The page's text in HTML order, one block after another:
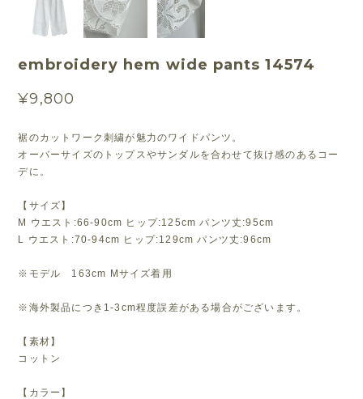
embroidery hem wide pants 14574
¥9,800
裾のカットワーク刺繍が魅力のワイドパンツ。
オーバーサイズのトップスやサンダルを合わせて抜け感のあるコー
デに。
【サイズ】
M ウエスト:66-90cm ヒップ:125cm パンツ丈:95cm
L ウエスト:70-94cm ヒップ:129cm パンツ丈:96cm
※モデル 163cm Mサイズ着用
※海外製品につき1-3cm程度誤差がある場合がございます。
【素材】
コットン
【カラー】